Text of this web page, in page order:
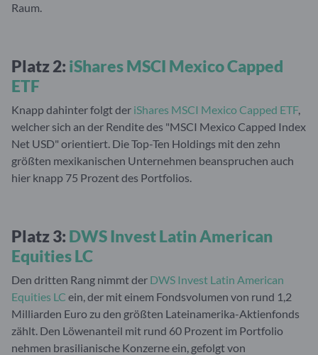
Raum.
Platz 2: iShares MSCI Mexico Capped
ETF
Knapp dahinter folgt der iShares MSCI Mexico Capped ETF,
welcher sich an der Rendite des "MSCI Mexico Capped Index
Net USD" orientiert. Die Top-Ten Holdings mit den zehn
größten mexikanischen Unternehmen beanspruchen auch
hier knapp 75 Prozent des Portfolios.
Platz 3: DWS Invest Latin American
Equities LC
Den dritten Rang nimmt der DWS Invest Latin American
Equities LC ein, der mit einem Fondsvolumen von rund 1,2
Milliarden Euro zu den größten Lateinamerika-Aktienfonds
zählt. Den Löwenanteil mit rund 60 Prozent im Portfolio
nehmen brasilianische Konzerne ein, gefolgt von